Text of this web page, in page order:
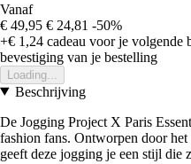
Vanaf
€ 49,95 € 24,81 -50%
+€ 1,24 cadeau voor je volgende
bevestiging van je bestelling
Loading...
Beschrijving
De Jogging Project X Paris
fashion fans. Ontworpen door
geeft deze jogging je een stijl die